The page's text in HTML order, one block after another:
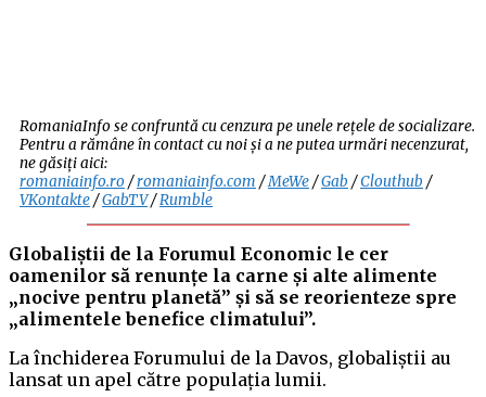
RomaniaInfo se confruntă cu cenzura pe unele rețele de socializare.
Pentru a rămâne în contact cu noi și a ne putea urmări necenzurat,
ne găsiți aici:
romaniainfo.ro/romaniainfo.com /MeWe/Gab /Clouthub /
VKontakte/GabTV/Rumble
Globaliștii de la Forumul Economic le cer
oamenilor să renunțe la carne și alte alimente
„nocive pentru planetă” și să se reorienteze spre
„alimentele benefice climatului”.
La închiderea Forumului de la Davos, globaliștii au
lansat un apel către populația lumii.